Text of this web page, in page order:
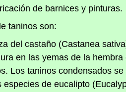
de barnices y pinturas.
taninos son:
del castaño (Castanea
en las yemas de la
Los taninos condensados
de eucalipto